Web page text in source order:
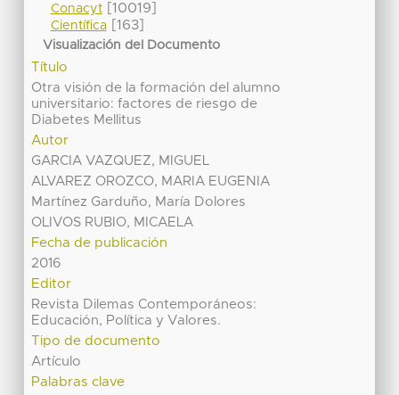
Conacyt[10019]
Científica[163]
Visualización del Documento
Título
Otra visión de la formación del alumno
universitario: factores de riesgo de
Diabetes Mellitus
Autor
GARCIA VAZQUEZ, MIGUEL
ALVAREZ OROZCO, MARIA EUGENIA
Martínez Garduño, María Dolores
OLIVOS RUBIO, MICAELA
Fecha de publicación
2016
Editor
Revista Dilemas Contemporáneos:
Educación, Política y Valores.
Tipo de documento
Artículo
Palabras clave